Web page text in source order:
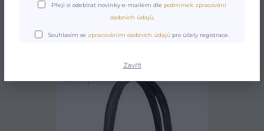
Kabelka City - Kipu
Přeji si odebírat novinky e-mailem dle podmínek zpracování
osobních údajů.
Souhlasím se zpracováním osobních údajů pro účely registrace.
Zavřít